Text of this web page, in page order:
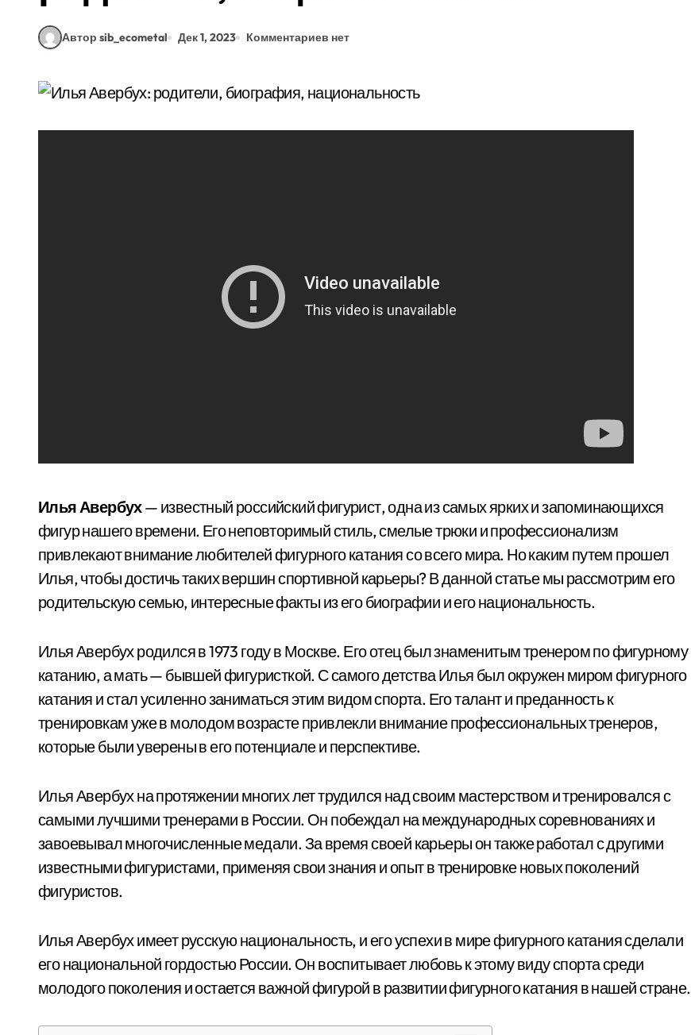
Автор sib_ecometal Дек 1, 2023 Комментариев нет
Илья Авербух— известный российский фигурист, одна из самых ярких и запоминающихся
фигур нашего времени. Его неповторимый стиль, смелые трюки и профессионализм
привлекают внимание любителей фигурного катания со всего мира. Но каким путем прошел
Илья, чтобы достичь таких вершин спортивной карьеры? В данной статье мы рассмотрим его
родительскую семью, интересные факты из его биографии и его национальность.
Илья Авербух родился в 1973 году в Москве. Его отец был знаменитым тренером по фигурному
катанию, а мать — бывшей фигуристкой. С самого детства Илья был окружен миром фигурного
катания и стал усиленно заниматься этим видом спорта. Его талант и преданность к
тренировкам уже в молодом возрасте привлекли внимание профессиональных тренеров,
которые были уверены в его потенциале и перспективе.
Илья Авербух на протяжении многих лет трудился над своим мастерством и тренировался с
самыми лучшими тренерами в России. Он побеждал на международных соревнованиях и
завоевывал многочисленные медали. За время своей карьеры он также работал с другими
известными фигуристами, применяя свои знания и опыт в тренировке новых поколений
фигуристов.
Илья Авербух имеет русскую национальность, и его успехи в мире фигурного катания сделали
его национальной гордостью России. Он воспитывает любовь к этому виду спорта среди
молодого поколения и остается важной фигурой в развитии фигурного катания в нашей стране.